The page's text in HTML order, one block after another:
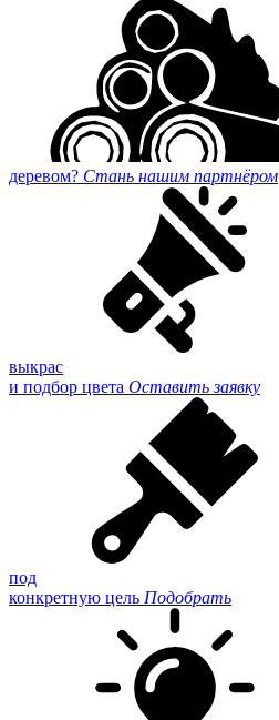
деревом? Стань нашим партнёром
выкрас
и подбор цвета Оставить заявку
под
конкретную цель Подобрать